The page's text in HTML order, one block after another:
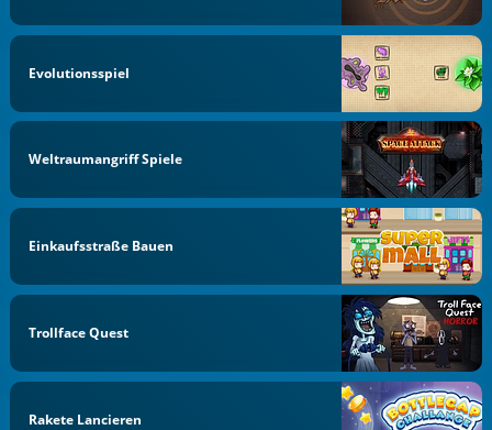
Evolutionsspiel
Weltraumangriff Spiele
Einkaufsstraße Bauen
Trollface Quest
Rakete Lancieren